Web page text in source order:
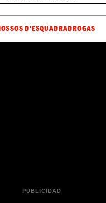
D'ESQUADRADROGAS